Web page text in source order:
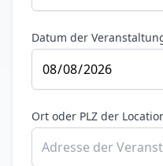
Datum der
Ort oder PLZ der